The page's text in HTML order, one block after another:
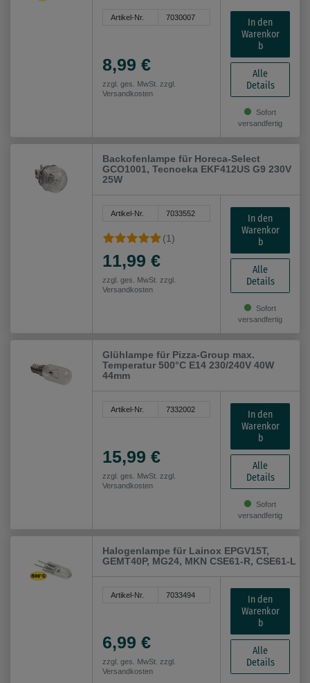
Artikel-Nr. 7030007
8,99 €
zzgl. ges. MwSt. zzgl.
Versandkosten
In den
Warenkor
b
Alle
Details
Sofort
versandfertig
Backofenlampe für Horeca-Select
GCO1001, Tecnoeka EKF412US G9 230V
25W
Artikel-Nr. 7033552
(1)
11,99 €
zzgl. ges. MwSt. zzgl.
Versandkosten
In den
Warenkor
b
Alle
Details
Sofort
versandfertig
Glühlampe für Pizza-Group max.
Temperatur 500°C E14 230/240V 40W
44mm
Artikel-Nr. 7332002
15,99 €
zzgl. ges. MwSt. zzgl.
Versandkosten
In den
Warenkor
b
Alle
Details
Sofort
versandfertig
Halogenlampe für Lainox EPGV15T,
GEMT40P, MG24, MKN CSE61-R, CSE61-L
Artikel-Nr. 7033494
6,99 €
zzgl. ges. MwSt. zzgl.
Versandkosten
In den
Warenkor
b
Alle
Details